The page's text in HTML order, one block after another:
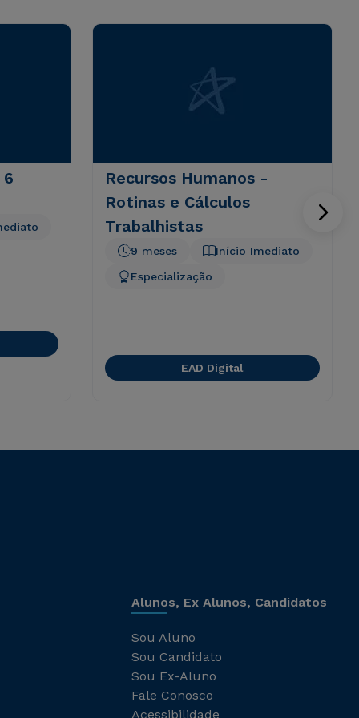
Recursos Humanos -
Rotinas e Cálculos
Trabalhistas
Início Imediato
9 meses
Especialização
EAD Digital
Alunos, Ex Alunos, Candidatos
Sou Aluno
Sou Candidato
Sou Ex-Aluno
Fale Conosco
Acessibilidade